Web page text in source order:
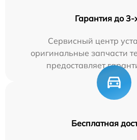
Гарантия до 3-
Сервисный центр
оригинальные запчасти
предоставляет
Бесплатная